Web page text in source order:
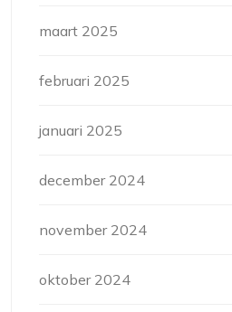
maart 2025
februari 2025
januari 2025
december 2024
november 2024
oktober 2024